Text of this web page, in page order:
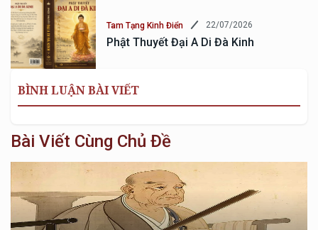
Tam Tạng Kinh Điển 22/07/2026
Phật Thuyết Đại A Di Đà Kinh
BÌNH LUẬN BÀI VIẾT
Bài Viết Cùng Chủ Đề